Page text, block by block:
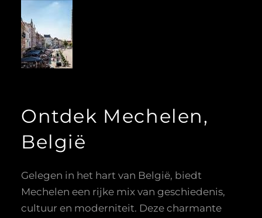
Ontdek Mechelen,
België
Gelegen in het hart van België, biedt
Mechelen een rijke mix van geschiedenis,
cultuur en moderniteit. Deze charmante